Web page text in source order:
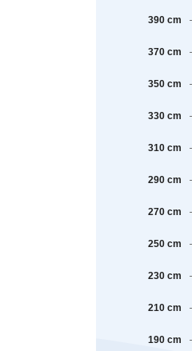
390 cm
370 cm
350 cm
330 cm
310 cm
290 cm
270 cm
250 cm
230 cm
210 cm
190 cm